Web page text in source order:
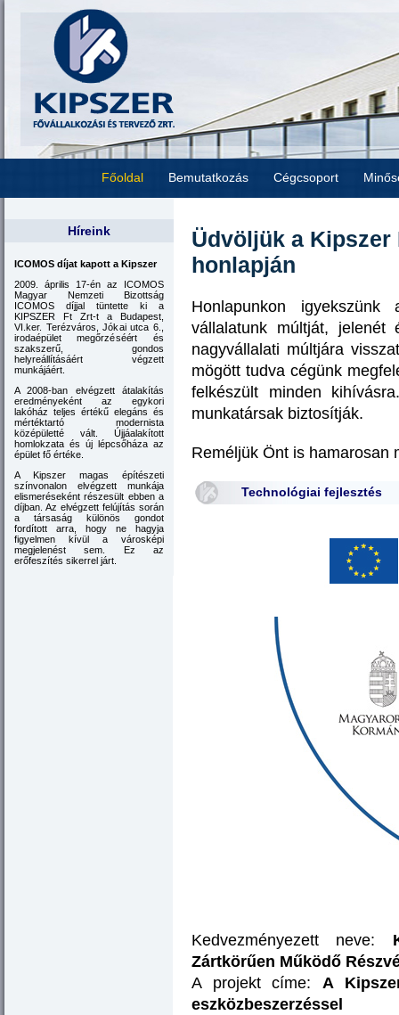
Főoldal Bemutatkozás Cégcsoport
Híreink
ICOMOS díjat kapott a Kipszer
2009. április 17-én az ICOMOS
Magyar Nemzeti Bizottság
ICOMOS díjjal tüntette ki a
KIPSZER Ft Zrt-t a Budapest,
VI.ker. Terézváros, Jókai utca 6.,
irodaépület megőrzéséért és
szakszerű, gondos
helyreállításáért végzett
munkájáért.
A 2008-ban elvégzett átalakítás
eredményeként az egykori
lakóház teljes értékű elegáns és
mértéktartó modernista
középületté vált. Újjáalakított
homlokzata és új lépcsőháza az
épület fő értéke.
A Kipszer magas építészeti
színvonalon elvégzett munkája
elismeréseként részesült ebben a
díjban. Az elvégzett felújítás során
a társaság különös gondot
fordított arra, hogy ne hagyja
figyelmen kívül a városképi
megjelenést sem. Ez az
erőfeszítés sikerrel járt.
Üdvöljük a Kipszer
honlapján
Honlapunkon
vállalatunk múltját,
nagyvállalati múltjára
mögött tudva cégünk
felkészült minden
munkatársak biztosítják.
Reméljük Önt is hamarosan
Technológiai fejlesztés
Kedvezményezett neve:
Zártkörűen Működő
A projekt címe: A
eszközbeszerzéssel